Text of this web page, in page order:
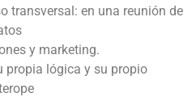
transversal: en una reunión de
y marketing.
propia lógica y su propio